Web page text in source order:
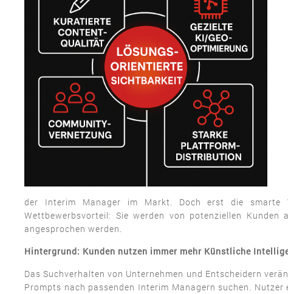
der Interim Manager im Markt. Doch erst die smarte
Wettbewerbsvorteil: Sie werden von potenziellen
angesprochen werden.
Hintergrund: Kunden nutzen immer mehr Künstliche
Das Suchverhalten von Unternehmen und Entscheidern
Prompts nach passenden Interim Managern suchen.